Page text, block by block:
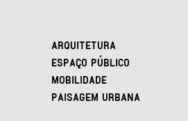
ARQUITETURA
ESPAÇO PÚBLICO
MOBILIDADE
PAISAGEM URBANA